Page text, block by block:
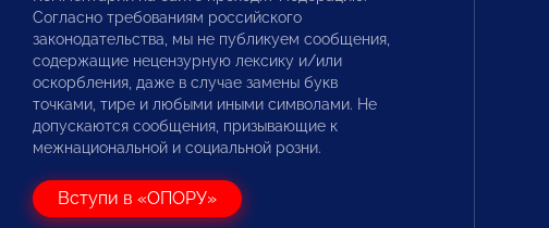
Согласно требованиям российского
законодательства, мы не публикуем сообщения,
содержащие нецензурную лексику и/или
оскорбления, даже в случае замены букв
точками, тире и любыми иными символами. Не
допускаются сообщения, призывающие к
межнациональной и социальной розни.
Вступи в «ОПОРУ»